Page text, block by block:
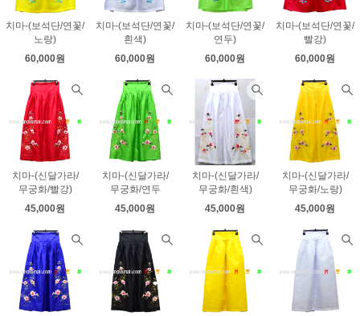
치마-(보석단/연꽃/
노랑)
60,000원
치마-(보석단/연꽃/
흰색)
60,000원
치마-(보석단/연꽃/
연두)
60,000원
치마-(보석단/연꽃/
빨강)
60,000원
치마-(신달가라/
무궁화/빨강)
45,000원
치마-(신달가라/
무궁화/연두
45,000원
치마-(신달가라/
무궁화/흰색)
45,000원
치마-(신달가라/
무궁화/노랑)
45,000원